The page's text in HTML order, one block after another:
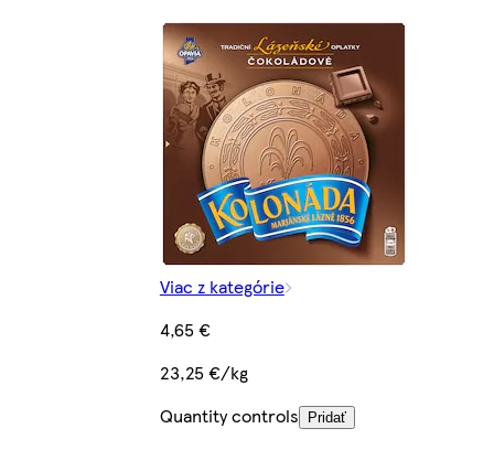
Viac z kategórie
4,65 €
23,25 €/kg
Quantity controls
Pridať